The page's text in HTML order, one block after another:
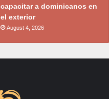
capacitar a dominicanos en
el exterior
August 4, 2026